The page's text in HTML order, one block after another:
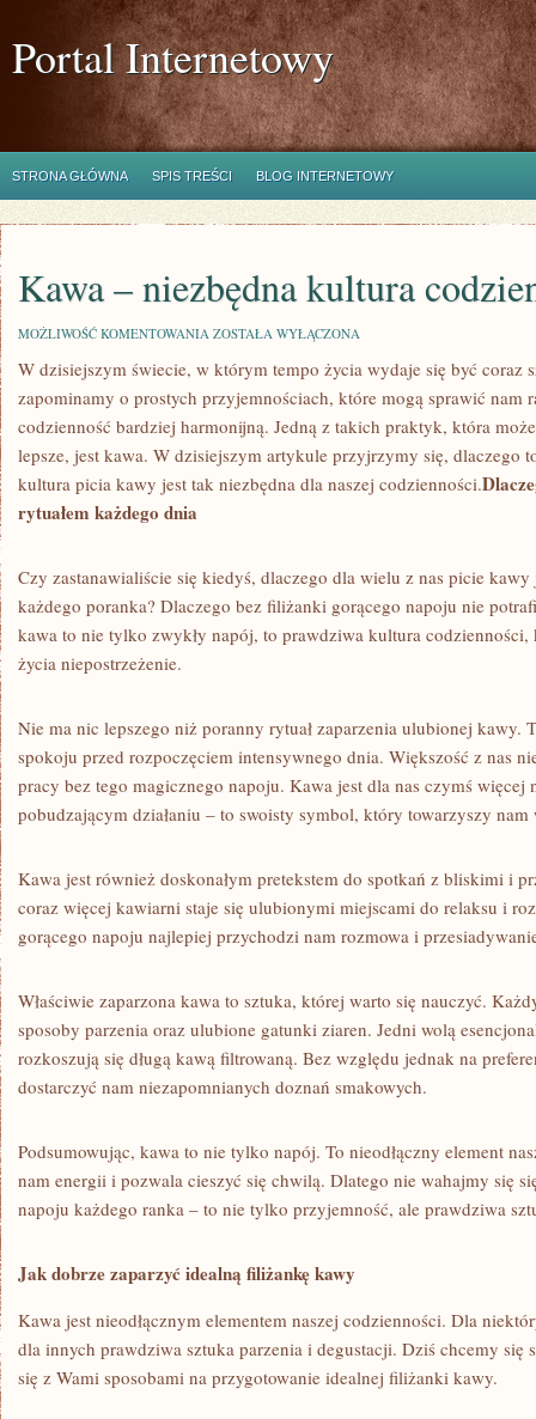
Portal Internetowy
STRONA GŁÓWNA SPIS TREŚCI BLOG INTERNETOWY
Kawa – niezbędna kultura
MOŻLIWOŚĆ KOMENTOWANIA KAWA
NIEZBĘDNA
KULTURA
CODZIENNOŚCI
ZOSTAŁA WYŁĄCZONA
W dzisiejszym świecie, w którym tempo życia wydaje się​ być coraz
zapominamy o prostych przyjemnościach, które mogą sprawić nam
codzienność bardziej harmonijną. Jedną z ⁢takich praktyk, która
lepsze,⁢ jest kawa. W dzisiejszym artykule przyjrzymy się, dlaczego
kultura picia kawy jest tak niezbędna dla naszej codzienności.
rytuałem każdego dnia
Czy zastanawialiście się kiedyś, dlaczego dla ‍wielu z nas picie⁤
⁣każdego poranka? Dlaczego bez filiżanki gorącego napoju nie
kawa to nie tylko zwykły napój, to prawdziwa kultura codzienności,
życia‍ niepostrzeżenie.
Nie ma nic lepszego niż poranny rytuał zaparzenia ulubionej kawy.
⁣spokoju przed rozpoczęciem intensywnego dnia. Większość z nas
pracy bez ‍tego magicznego napoju. Kawa jest dla nas​ czymś więcej
pobudzającym działaniu – to swoisty symbol, który towarzyszy
Kawa jest również doskonałym pretekstem do spotkań z bliskimi i
coraz więcej kawiarni staje się ulubionymi miejscami do relaksu⁢ i
gorącego napoju najlepiej przychodzi nam ‌rozmowa i
Właściwie zaparzona kawa to sztuka, której warto się nauczyć.
sposoby parzenia‍ oraz ulubione gatunki ziaren. Jedni ‌wolą
rozkoszują się długą kawą filtrowaną. Bez względu jednak na
dostarczyć nam niezapomnianych ‍doznań smakowych.
Podsumowując, kawa⁣ to nie ⁤tylko napój. To nieodłączny element
nam energii i pozwala cieszyć się chwilą. Dlatego nie wahajmy‌ się
napoju każdego ranka‌ – to nie tylko przyjemność, ale prawdziwa
Jak dobrze zaparzyć ⁣idealną⁢ filiżankę ⁣kawy
Kawa jest nieodłącznym elementem naszej codzienności. Dla⁤
dla ​innych prawdziwa sztuka parzenia i degustacji. Dziś chcemy
się z Wami sposobami na przygotowanie idealnej filiżanki kawy.